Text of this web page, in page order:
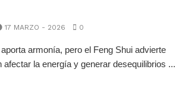
17 MARZO - 2026 0
armonía, pero el Feng Shui advierte
afectar la energía y generar desequilibrios ...